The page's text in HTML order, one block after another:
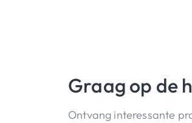
Graag op de
Ontvang interessante